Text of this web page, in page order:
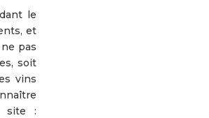
le
et
pas
soit
vins
site :